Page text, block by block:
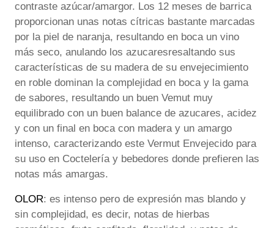
contraste azúcar/amargor. Los 12 meses de barrica
proporcionan unas notas cítricas bastante marcadas
por la piel de naranja, resultando en boca un vino
más seco, anulando los azucaresresaltando sus
características de su madera de su envejecimiento
en roble dominan la complejidad en boca y la gama
de sabores, resultando un buen Vemut muy
equilibrado con un buen balance de azucares, acidez
y con un final en boca con madera y un amargo
intenso, caracterizando este Vermut Envejecido para
su uso en Coctelería y bebedores donde prefieren las
notas más amargas.
OLOR: es intenso pero de expresión mas blando y
sin complejidad, es decir, notas de hierbas